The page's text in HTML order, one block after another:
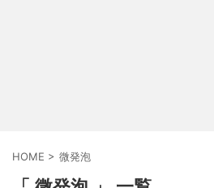
HOME > 微発泡